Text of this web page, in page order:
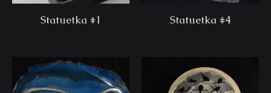
Statuetka #1 Statuetka #4